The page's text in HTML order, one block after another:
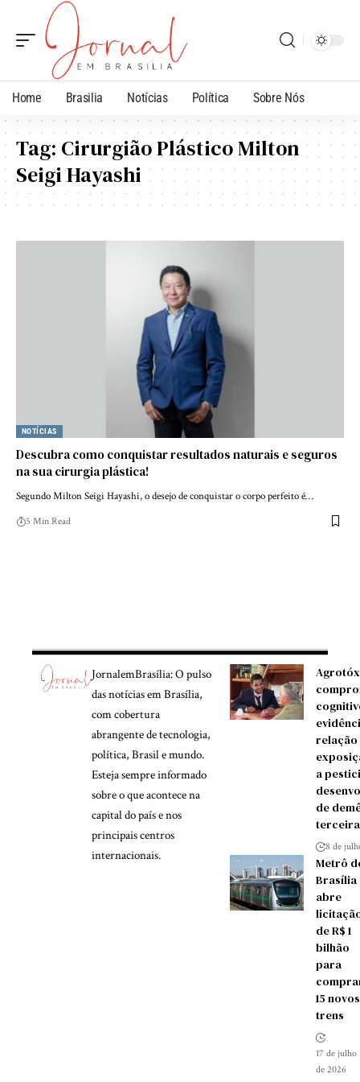
Home Brasilia Notícias Política Sobre Nós
Tag: Cirurgião Plástico Milton
Seigi Hayashi
NOTÍCIAS
Descubra como conquistar resultados naturais e seguros
na sua cirurgia plástica!
Segundo Milton Seigi Hayashi, o desejo de conquistar o corpo perfeito é…
5 Min Read
JornalemBrasília: O pulso
das notícias em Brasília,
com cobertura
abrangente de tecnologia,
política, Brasil e mundo.
Esteja sempre informado
sobre o que acontece na
capital do país e nos
principais centros
internacionais.
a
de
8 de
Metrô
Brasília
abre
de R$ 1
bilhão
para
15 novos
trens
17 de julho
de 2026